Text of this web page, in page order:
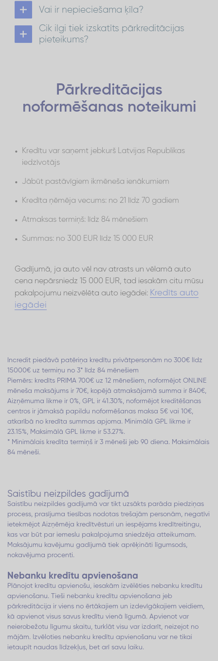
no mājām vai jebkurā Increditkreditēšanas
Pieteikties online:Pārkreditācija
Vai ir nepieciešama ķīla?
nepieciešama. Taču Tev obligāti ir jābūt
regulāriem ienākumiem un labai kredītvēsturei.
Cik ilgi tiek izskatīts pārkreditācijas
pieteikums?
Pārkreditācijas
noformēšanas noteikumi
Kredītu var saņemt jebkurš Latvijas Republikas
iedzīvotājs
Jābūt pastāvīgiem ikmēneša ienākumiem
Kredīta ņēmēja vecums: no 21 līdz 70 gadiem
Atmaksas termiņš: līdz 84 mēnešiem
Summas: no 300 EUR līdz 15 000 EUR
Gadījumā, ja auto vēl nav atrasts un vēlamā auto
cena nepārsniedz 15 000 EUR, tad iesakām citu mūsu
pakalpojumu neizvēlēta auto iegādei: Kredīts auto
iegādei
Incredit piedāvā patēriņa kredītu privātpersonām no 300€ līdz
15000€ uz termiņu no 3* līdz 84 mēnešiem
Piemērs: kredīts PRIMA 700€ uz 12 mēnešiem, noformējot ONLINE
mēneša maksājums ir 70€, kopējā atmaksājamā summa ir 840€,
Aizņēmuma likme ir 0%, GPL ir 41.30%, noformējot kreditēšanas
centros ir jāmaksā papildu noformēšanas maksa 5€ vai 10€,
atkarībā no kredīta summas apjoma. Minimālā GPL likme ir
23.15%, Maksimālā GPL likme ir 53.27%.
* Minimālais kredīta termiņš ir 3 mēneši jeb 90 diena. Maksimālais
84 mēneši.
Saistību neizpildes gadījumā
Saistību neizpildes gadījumā var tikt uzsākts parāda piedziņas
process, prasījuma tiesības nodotas trešajām personām, negatīvi
ietekmējot Aizņēmēja kredītvēsturi un iespējams kredītreitingu,
kas var būt par iemeslu pakalpojuma sniedzēja atteikumam.
Maksājumu kavējumu gadījumā tiek aprēķināti līgumsods,
nokavējuma procenti.
Nebanku kredītu apvienošana
Plānojot kredītu apvienošu, iesakām izvēlēties nebanku kredītu
apvienošanu. Tieši nebanku kredītu apvienošana jeb
pārkreditācija ir viens no ērtākajiem un izdevīgākajiem veidiem,
kā apvienot visus savus kredītu vienā līgumā. Apvienot var
neierobežotu līgumu skaitu, turklāt visu var izdarīt, neizejot no
mājām. Izvēloties nebanku kredītu apvienošanu var ne tikai
ietaupīt naudas līdzekļus, bet arī savu laiku.